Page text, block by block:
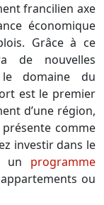
francilien axe
économique
Grâce à ce
de nouvelles
le domaine du
est le premier
d’une région,
comme
investir dans le
un programme
ou